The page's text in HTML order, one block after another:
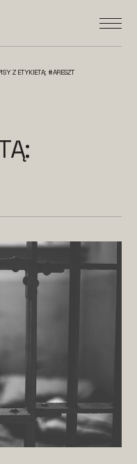
Z ETYKIETĄ: #ARESZT